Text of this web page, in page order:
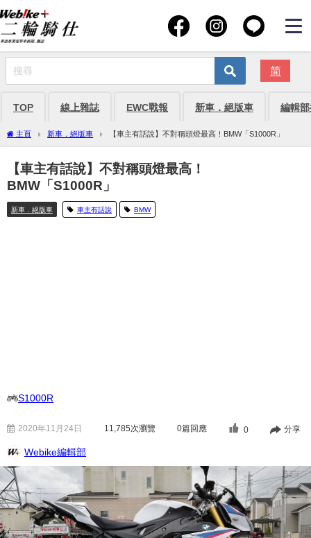
简
TOP 線上雜誌 EWC戰報 新車．絕版車 編輯
主頁 新車．絕版車 【車主有話說】不對稱頭燈最高！BMW「S1000R」
【車主有話說】不對稱頭燈最高！
BMW「S1000R」
新車．絕版車 車主有話說 BMW
S1000R
2020年11月24日 11,785次瀏覽 0篇回應 0 分享
Webike編輯部